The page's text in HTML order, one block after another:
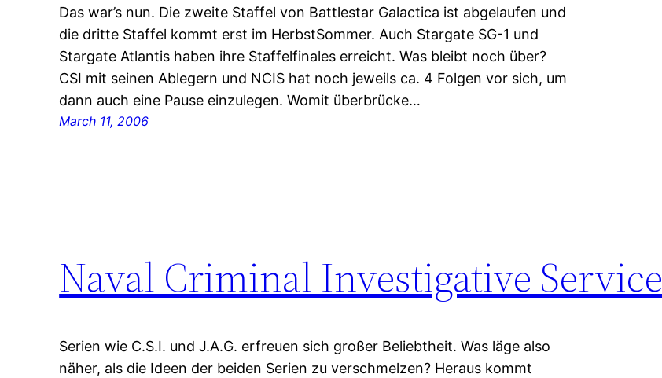
Das war’s nun. Die zweite Staffel von Battlestar Galactica ist abgelaufen und
die dritte Staffel kommt erst im HerbstSommer. Auch Stargate SG-1 und
Stargate Atlantis haben ihre Staffelfinales erreicht. Was bleibt noch über?
CSI mit seinen Ablegern und NCIS hat noch jeweils ca. 4 Folgen vor sich, um
dann auch eine Pause einzulegen. Womit überbrücke…
March 11, 2006
Naval Criminal Investigative Service
Serien wie C.S.I. und J.A.G. erfreuen sich großer Beliebtheit. Was läge also
näher, als die Ideen der beiden Serien zu verschmelzen? Heraus kommt